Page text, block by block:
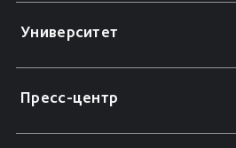
Университет
Пресс-центр